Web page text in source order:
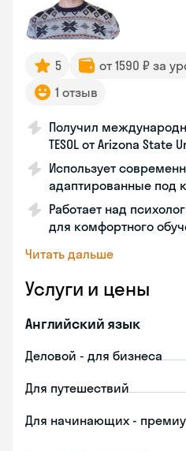
5 от 1590 ₽ за
1 отзыв
Получил
TESOL от Arizona State
Использует
адаптированные под
Работает над
для комфортного
Читать дальше
Услуги и цены
Английский язык
Деловой - для бизнеса
Для путешествий
Для начинающих -